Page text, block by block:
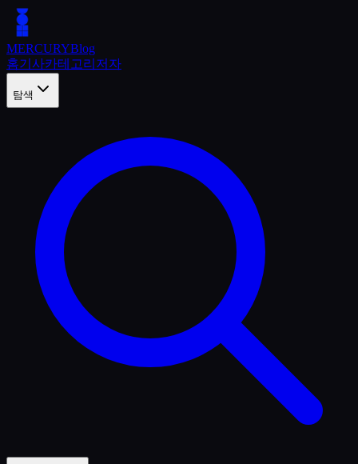
MERCURYBlog
홈기사카테고리 저자
탐색